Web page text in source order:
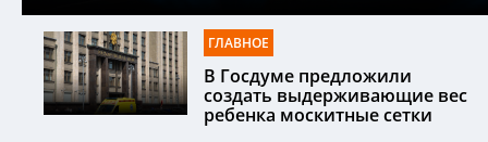
ГЛАВНОЕ
В Госдуме предложили
создать выдерживающие вес
ребенка москитные сетки